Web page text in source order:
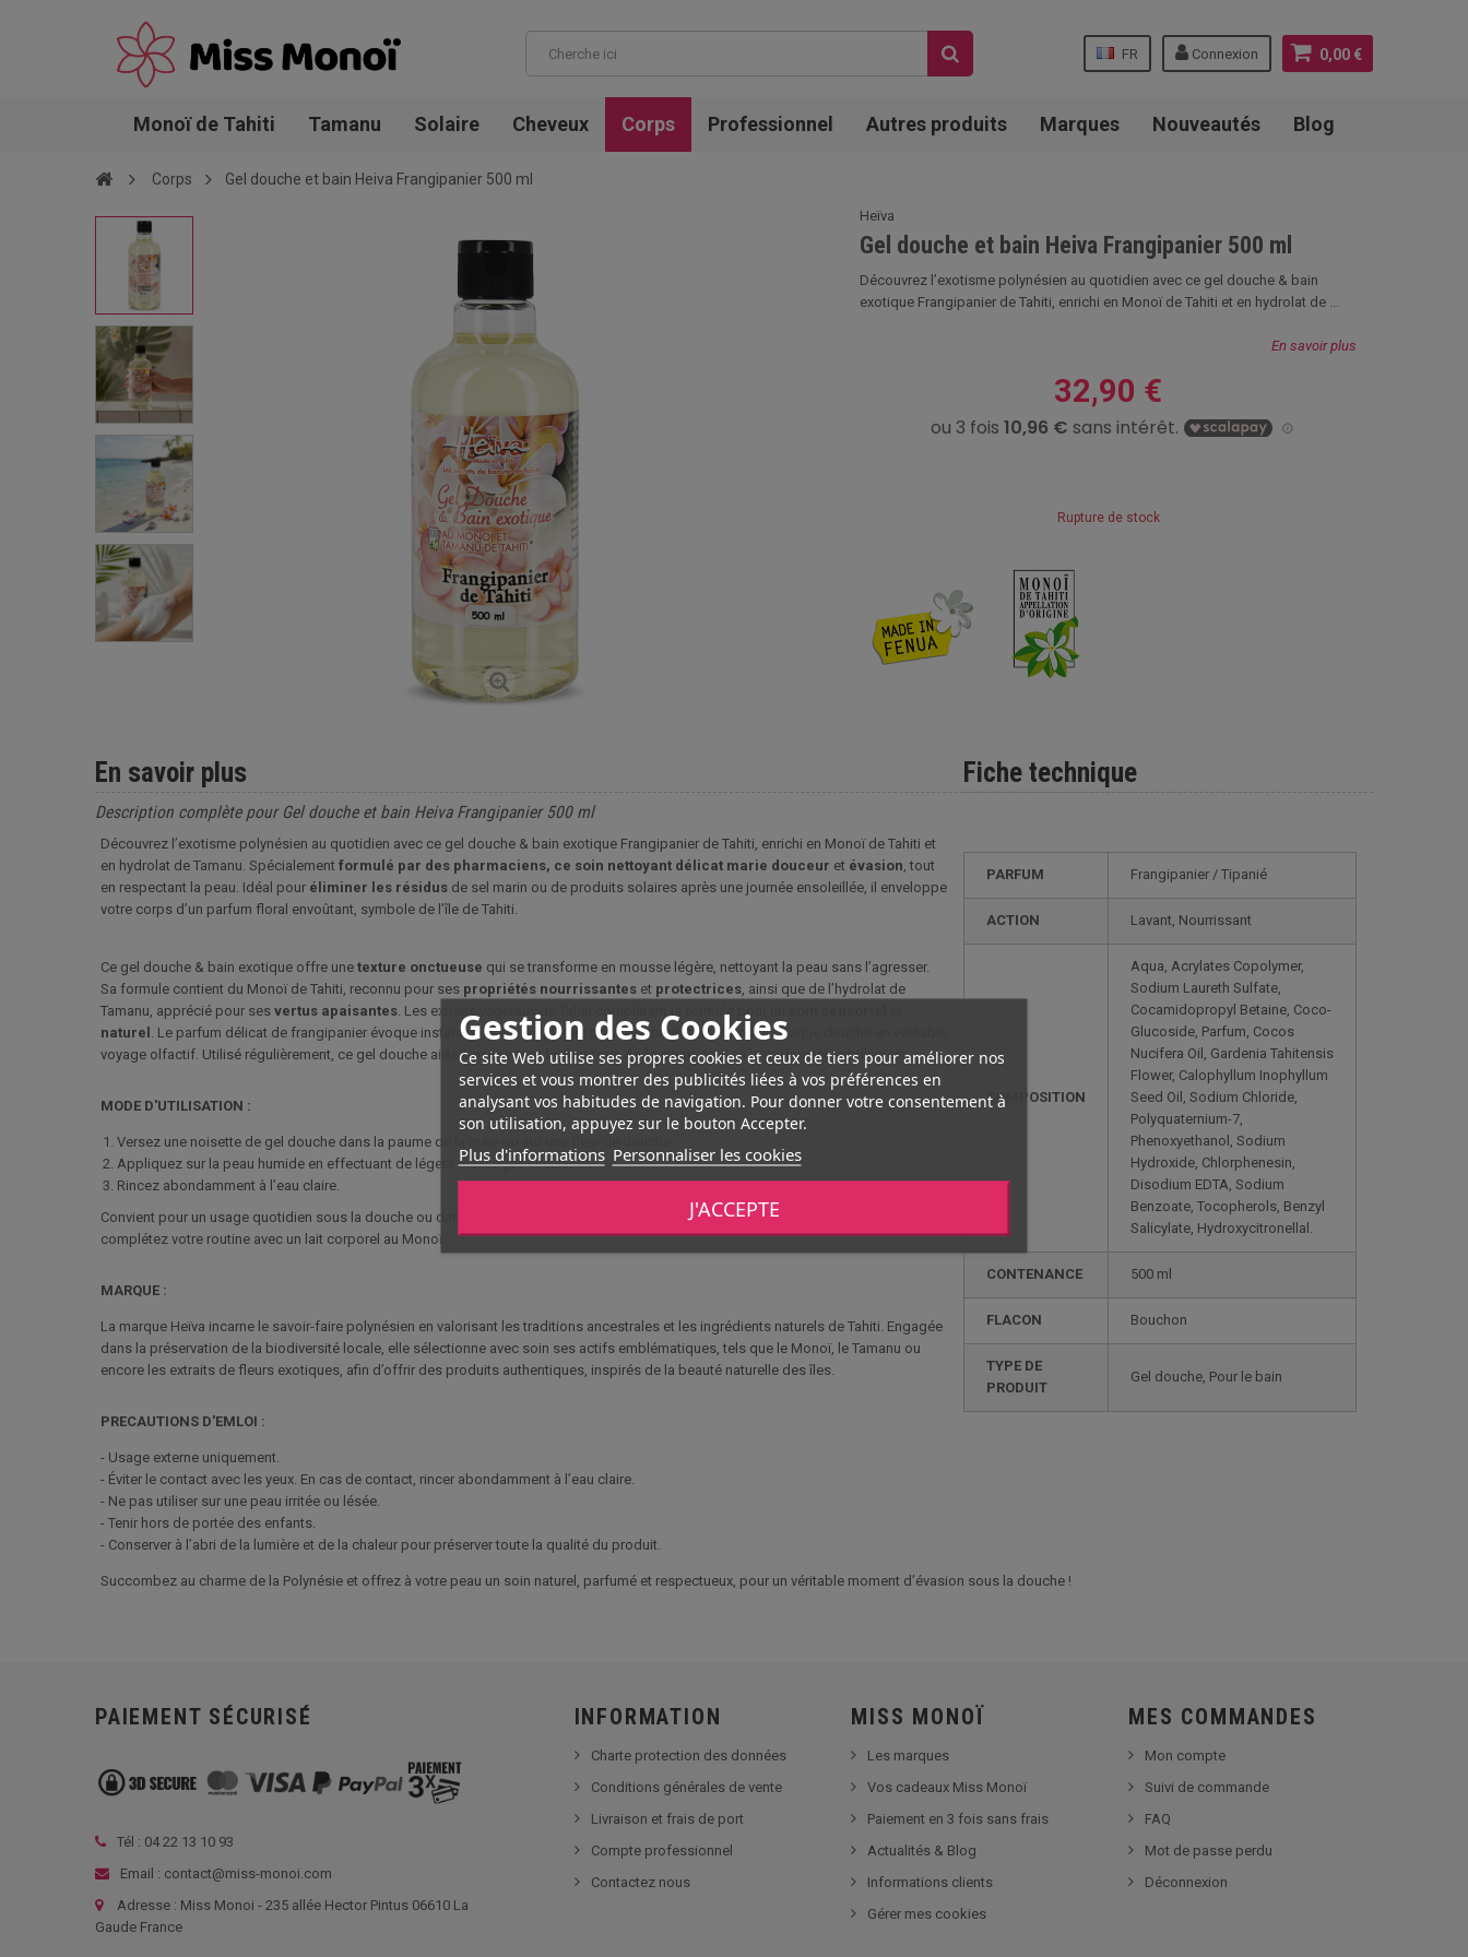
0,00 €
Connexion
FR
Gestion des Cookies
Ce site Web utilise ses propres cookies et ceux de tiers pour améliorer nos
services et vous montrer des publicités liées à vos préférences en
analysant vos habitudes de navigation. Pour donner votre consentement à
son utilisation, appuyez sur le bouton Accepter.
Plus d'informations Personnaliser les cookies
J'ACCEPTE
Monoï de Tahiti Tamanu Solaire Cheveux Corps Professionnel Autres produits Marques Nouveautés Blog
Corps Gel douche et bain Heiva Frangipanier 500 ml
Heïva
Gel douche et bain Heiva Frangipanier 500 ml
Découvrez l’exotisme polynésien au quotidien avec ce gel douche & bain
exotique Frangipanier de Tahiti, enrichi en Monoï de Tahiti et en hydrolat de ...
En savoir plus
32,90 €
Rupture de stock
Fiche technique
PARFUM Frangipanier / Tipanié
ACTION Lavant, Nourrissant
COMPOSITION
Aqua, Acrylates Copolymer,
Sodium Laureth Sulfate,
Cocamidopropyl Betaine, Coco-
Glucoside, Parfum, Cocos
Nucifera Oil, Gardenia Tahitensis
Flower, Calophyllum Inophyllum
Seed Oil, Sodium Chloride,
Polyquaternium-7,
Phenoxyethanol, Sodium
Hydroxide, Chlorphenesin,
Disodium EDTA, Sodium
Benzoate, Tocopherols, Benzyl
Salicylate, Hydroxycitronellal.
CONTENANCE 500 ml
FLACON Bouchon
TYPE DE
PRODUIT
Gel douche, Pour le bain
En savoir plus
Description complète pour Gel douche et bain Heiva Frangipanier 500 ml
Découvrez l’exotisme polynésien au quotidien avec ce gel douche & bain exotique Frangipanier de Tahiti, enrichi en Monoï de Tahiti et
en hydrolat de Tamanu. Spécialement formulé par des pharmaciens, ce soin nettoyant délicat marie douceur et évasion, tout
en respectant la peau. Idéal pour éliminer les résidus de sel marin ou de produits solaires après une journée ensoleillée, il enveloppe
votre corps d’un parfum floral envoûtant, symbole de l’île de Tahiti.
Ce gel douche & bain exotique offre une texture onctueuse qui se transforme en mousse légère, nettoyant la peau sans l’agresser.
Sa formule contient du Monoï de Tahiti, reconnu pour ses propriétés nourrissantes et protectrices, ainsi que de l’hydrolat de
Tamanu, apprécié pour ses vertus apaisantes. Les extraits végétaux de Tahiti complètent la formule pour un
naturel . Le parfum délicat de frangipanier évoque instantanément les plages polynésiennes, transformant chaque douche en véritable
voyage olfactif. Utilisé régulièrement, ce gel douche aide àpréserver la douceur de la peau, tout en la parfumant subtilement.
MODE D'UTILISATION :
Versez une noisette de gel douche dans la paume de la main ou sur une fleur de douche.
Appliquez sur la peau humide en effectuant de légers massages circulaires
Rincez abondamment à l’eau claire.
Convient pour un usage quotidien sous la douche ou dans le bain, pour toute la famille. Pour prolonger la sensation de bien-être,
complétez votre routine avec un lait corporel au Monoï.
MARQUE :
La marque Heïva incarne le savoir-faire polynésien en valorisant les traditions ancestrales et les ingrédients naturels de Tahiti. Engagée
dans la préservation de la biodiversité locale, elle sélectionne avec soin ses actifs emblématiques, tels que le Monoï, le Tamanu ou
encore les extraits de fleurs exotiques, afin d’offrir des produits authentiques, inspirés de la beauté naturelle des îles.
PRECAUTIONS D'EMLOI :
- Usage externe uniquement.
- Éviter le contact avec les yeux. En cas de contact, rincer abondamment à l’eau claire.
- Ne pas utiliser sur une peau irritée ou lésée.
- Tenir hors de portée des enfants.
- Conserver à l’abri de la lumière et de la chaleur pour préserver toute la qualité du produit.
Succombez au charme de la Polynésie et offrez à votre peau un soin naturel, parfumé et respectueux, pour un véritable moment d’évasion sous la douche !
PAIEMENT SÉCURISÉ
Tél : 04 22 13 10 93
Email : contact@miss-monoi.com
Adresse : Miss Monoi - 235 allée Hector Pintus 06610 La
Gaude France
INFORMATION
Charte protection des données
Conditions générales de vente
Livraison et frais de port
Compte professionnel
Contactez nous
MISS MONOÏ
Les marques
Vos cadeaux Miss Monoï
Paiement en 3 fois sans frais
Actualités & Blog
Informations clients
Gérer mes cookies
MES COMMANDES
Mon compte
Suivi de commande
FAQ
Mot de passe perdu
Déconnexion